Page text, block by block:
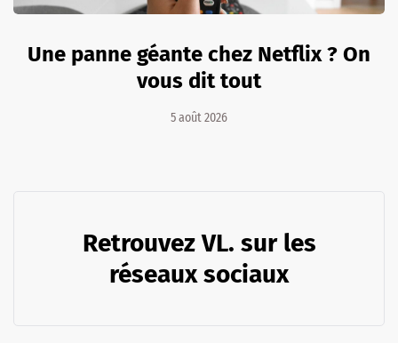
Une panne géante chez Netflix ? On
vous dit tout
5 août 2026
Retrouvez VL. sur les
réseaux sociaux